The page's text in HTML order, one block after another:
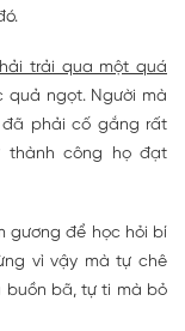
trải qua một quá
quả ngọt. Người mà
đã phải cố gắng rất
thành công họ đạt
gương để học hỏi bí
vì vậy mà tự chê
buồn bã, tự ti mà bỏ